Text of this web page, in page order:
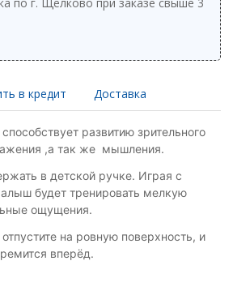
в кредит Доставка
развитию зрительного
,а так же мышления.
в детской ручке. Играя с
будет тренировать мелкую
ощущения.
на ровную поверхность, и
вперёд.